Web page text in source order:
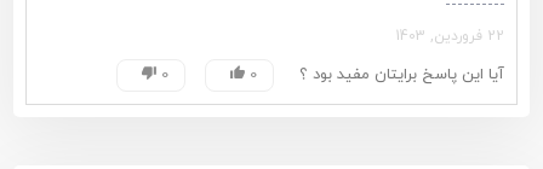
22 فروردین, 1403
آیا این پاسخ برایتان مفید بود ؟ 0
0